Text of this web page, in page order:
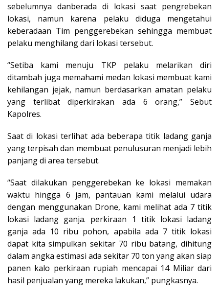
sebelumnya danberada di lokasi saat pengrebekan
lokasi, namun karena pelaku diduga mengetahui
keberadaan Tim penggerebekan sehingga membuat
pelaku menghilang dari lokasi tersebut.
“Setiba kami menuju TKP pelaku melarikan diri
ditambah juga memahami medan lokasi membuat kami
kehilangan jejak, namun berdasarkan amatan pelaku
yang terlibat diperkirakan ada 6 orang,” Sebut
Kapolres.
Saat di lokasi terlihat ada beberapa titik ladang ganja
yang terpisah dan membuat penulusuran menjadi lebih
panjang di area tersebut.
“Saat dilakukan penggerebekan ke lokasi memakan
waktu hingga 6 jam, pantauan kami melalui udara
dengan menggunakan Drone, kami melihat ada 7 titik
lokasi ladang ganja. perkiraan 1 titik lokasi ladang
ganja ada 10 ribu pohon, apabila ada 7 titik lokasi
dapat kita simpulkan sekitar 70 ribu batang, dihitung
dalam angka estimasi ada sekitar 70 ton yang akan siap
panen kalo perkiraan rupiah mencapai 14 Miliar dari
hasil penjualan yang mereka lakukan,” pungkasnya.